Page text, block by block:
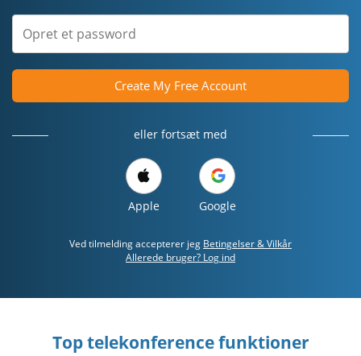
Create My Free Account
eller fortsæt med
Apple Google
Ved tilmelding accepterer jeg Betingelser & Vilkår
Allerede bruger? Log ind
Top telekonference funktioner